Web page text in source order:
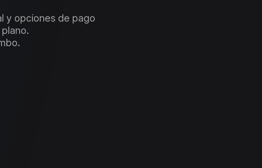
y opciones de pago